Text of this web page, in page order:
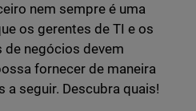
nem sempre é uma
os gerentes de TI e os
negócios devem
fornecer de maneira
seguir. Descubra quais!